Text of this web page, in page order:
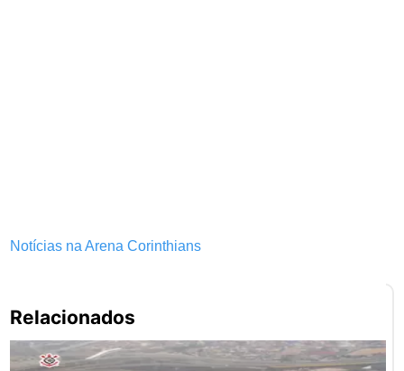
Notícias na Arena Corinthians
Relacionados